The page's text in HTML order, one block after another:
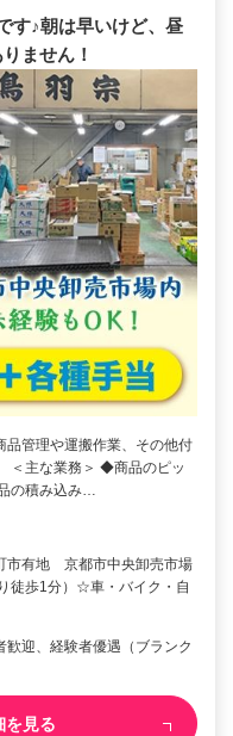
す♪朝は早いけど、昼
ません！
品管理や運搬作業、その他付
＜主な業務＞ ◆商品のピッ
の積み込み…
市有地 京都市中央卸売市場
徒歩1分）☆車・バイク・自
迎、経験者優遇（ブランク
を見る